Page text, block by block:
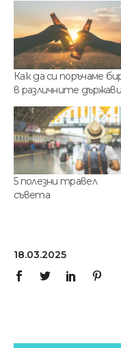
Как да си поръчаме
в различните
5 полезни травел
съвета
18.03.2025